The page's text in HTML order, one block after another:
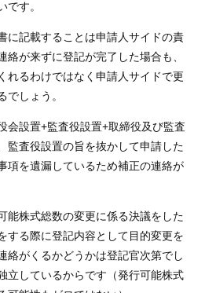
です。
に記載することは申請人サイドの責
が来ずに登記が完了した場合も、
れるわけではなく申請人サイドで更
でしょう。
会設置+監査役設置+取締役及び監査
監査役設置の旨を抜かして申請した
項を遺漏しているため補正の連絡が
能株式総数の変更に係る決議をした
する際に登記内容として目的変更を
絡がくるかどうかは登記官次第でし
立しているからです（発行可能株式